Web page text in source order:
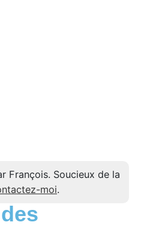
François. Soucieux de la
moi.